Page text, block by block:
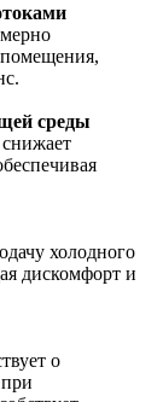
помещения,
среды
холодного
дискомфорт и
о